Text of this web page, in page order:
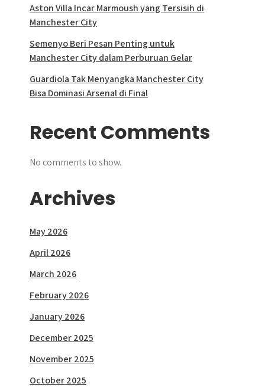
Aston Villa Incar Marmoush yang Tersisih di
Manchester City
Semenyo Beri Pesan Penting untuk
Manchester City dalam Perburuan Gelar
Guardiola Tak Menyangka Manchester City
Bisa Dominasi Arsenal di Final
Recent Comments
No comments to show.
Archives
May 2026
April 2026
March 2026
February 2026
January 2026
December 2025
November 2025
October 2025